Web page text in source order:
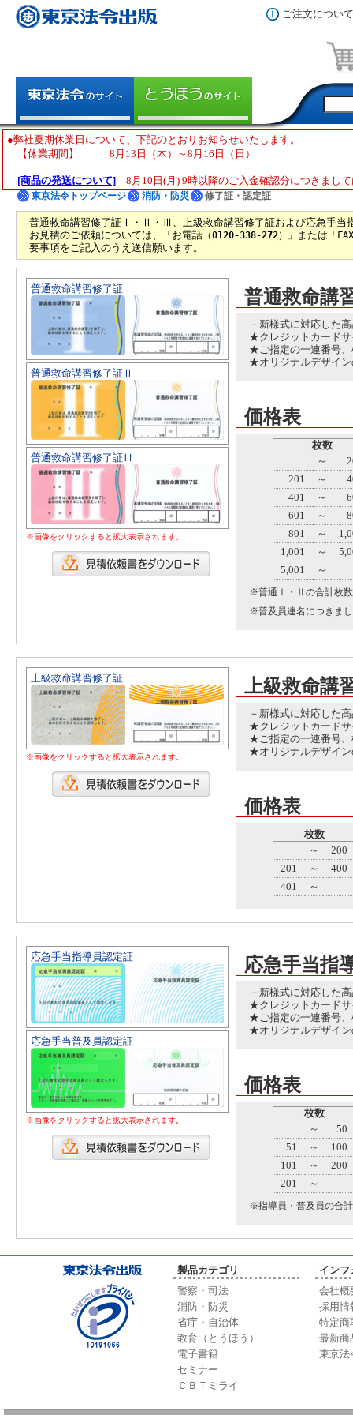
ご注文について
●弊社夏期休業日について、下記のとおりお知らせいたします。
【休業期間】 8月13日（木）～8月16日（日）
[商品の発送について] 8月10日(月) 9時以降のご入金確認分につきまし
東京法令トップページ 消防・防災 修了証・認定証
普通救命講習修了証Ⅰ・Ⅱ・Ⅲ、上級救命講習修了証および応急手当
お見積のご依頼については、
「 お電話 （0120-338-272）」 または 「
要事項をご記入のうえ送信願います。
普通救命講習修了証Ⅰ
普通救命講習修了証Ⅱ
普通救命講習修了証Ⅲ
※画像をクリックすると拡大表示されます。
普通救命講
－新様式に対応した
★クレジットカードサ
★ご指定の一連番号
★オリジナルデザイン
価格表
枚数
～
201
～
401
～
601
～
801
～
1,001
～
5,001
～
※普通Ⅰ・Ⅱの合計枚数
※普及員連名につきま
上級救命講習修了証
※画像をクリックすると拡大表示されます。
上級救命講
－新様式に対応した
★クレジットカードサ
★ご指定の一連番号
★オリジナルデザイン
価格表
枚数
～
200
201
～
400
401
～
応急手当指導員認定証
応急手当普及員認定証
※画像をクリックすると拡大表示されます。
応急手当指
－新様式に対応した
★クレジットカードサ
★ご指定の一連番号
★オリジナルデザイン
価格表
枚数
～
50
51
～
100
101
～
200
201
～
※指導員・普及員の合
製品カテゴリ
警察・司法
消防・防災
省庁・自治体
教育（とうほう）
電子書籍
セミナー
ＣＢＴミライ
インフ
会社概
採用情
特定商
最新商
東京法